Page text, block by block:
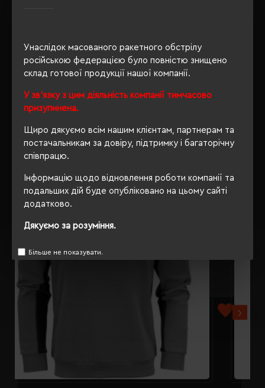
Унаслідок масованого ракетного обстрілу
російською федерацією було повністю знищено
склад готової продукції нашої компанії.
У зв'язку з цим діяльність компанії тимчасово
призупинена.
Щиро дякуємо всім нашим клієнтам, партнерам та
постачальникам за довіру, підтримку і багаторічну
співпрацю.
Інформацію щодо відновлення роботи компанії та
подальших дій буде опубліковано на цьому сайті
додатково.
Дякуємо за розуміння.
Більше не показувати.
ОПИС
ВІДГУКИ
РЕКОМЕНДУЄМО